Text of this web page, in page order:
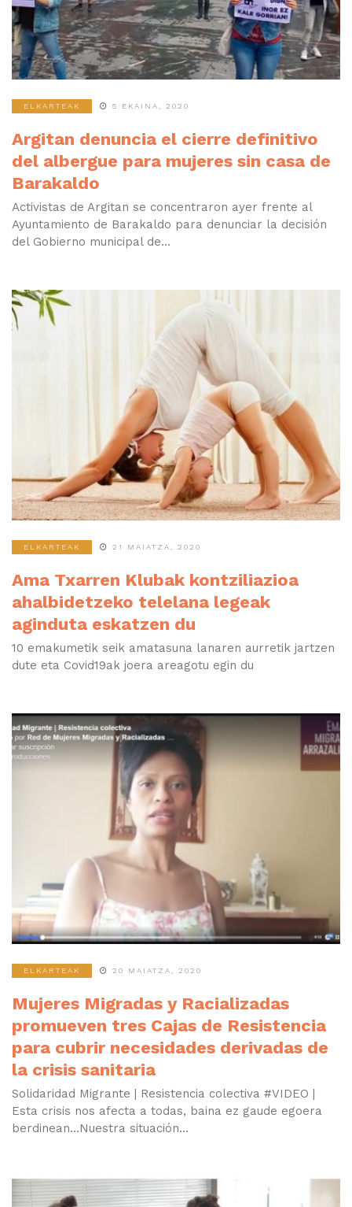
ELKARTEAK 5 EKAINA, 2020
Argitan denuncia el cierre definitivo
del albergue para mujeres sin casa de
Barakaldo
Activistas de Argitan se concentraron ayer frente al
Ayuntamiento de Barakaldo para denunciar la decisión
del Gobierno municipal de...
ELKARTEAK 21 MAIATZA, 2020
Ama Txarren Klubak kontziliazioa
ahalbidetzeko telelana legeak
aginduta eskatzen du
10 emakumetik seik amatasuna lanaren aurretik jartzen
dute eta Covid19ak joera areagotu egin du
ELKARTEAK 20 MAIATZA, 2020
Mujeres Migradas y Racializadas
promueven tres Cajas de Resistencia
para cubrir necesidades derivadas de
la crisis sanitaria
Solidaridad Migrante | Resistencia colectiva #VIDEO |
Esta crisis nos afecta a todas, baina ez gaude egoera
berdinean…Nuestra situación...